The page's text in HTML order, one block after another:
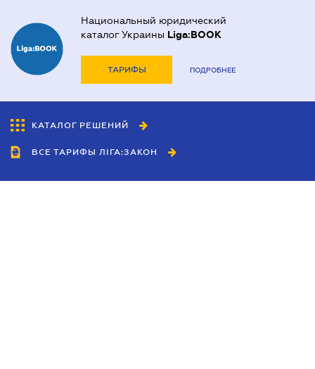
Национальный юридический
каталог Украины Liga:BOOK
ТАРИФЫ ПОДРОБНЕЕ
КАТАЛОГ РЕШЕНИЙ
ВСЕ ТАРИФЫ ЛІГА:ЗАКОН